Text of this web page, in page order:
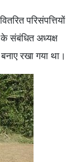
परिसंपत्तियों
संबंधित अध्यक्ष
रखा गया था।